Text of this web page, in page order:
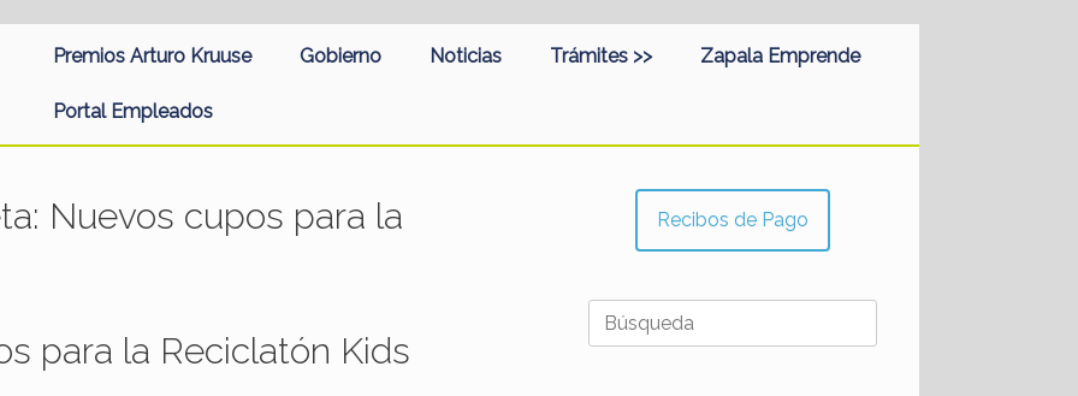
Premios Arturo Kruuse Gobierno Noticias Trámites >> Zapala Emprende
Portal Empleados
Nuevos cupos para la
para la Reciclatón Kids
Recibos de Pago
Buscar: